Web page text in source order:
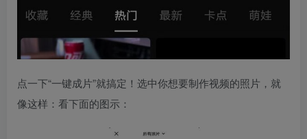
点一下“一键成片”就搞定！选中你想要制作视频的照片，就
像这样：看下面的图示：